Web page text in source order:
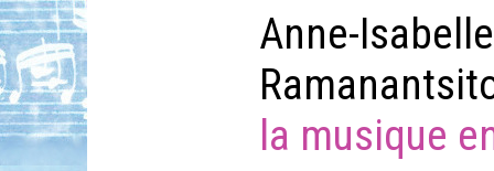
Anne-Isabelle
la musique